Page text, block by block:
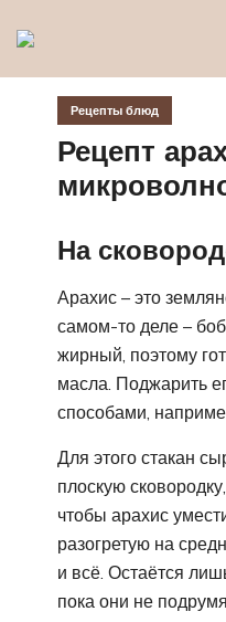
Рецепты блюд
Рецепт
На
Арахис – это
самом-то деле –
жирный, поэтому
масла. Поджарить
способами,
Для этого стакан
плоскую
чтобы арахис
разогретую на
и всё. Остаётся
пока они не